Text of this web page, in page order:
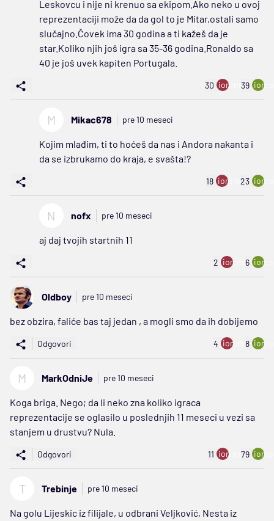
Leskovcu i nije ni krenuo sa ekipom.Ako neko u ovoj
reprezentaciji može da da gol to je Mitar,ostali samo
slučajno.Čovek ima 30 godina a ti kažeš da je
star.Koliko njih još igra sa 35-36 godina.Ronaldo sa
40 je još uvek kapiten Portugala.
30 ion:minus
39
M Mikac678 pre 10 meseci
Kojim mlađim, ti to hoćeš da nas i Andora nakanta i
da se izbrukamo do kraja, e svašta!?
18 ion:minus
23
N nofx pre 10 meseci
aj daj tvojih startnih 11
2 ion:minus
6
Oldboy pre 10 meseci
bez obzira, faliće bas taj jedan , a mogli smo da ih dobijemo
Odgovori 4 ion:minus
8
M MarkOdniJe pre 10 meseci
Koga briga. Nego; da li neko zna koliko igraca
reprezentacije se oglasilo u poslednjih 11 meseci u vezi sa
stanjem u drustvu? Nula.
Odgovori 11 ion:minus
79
T Trebinje pre 10 meseci
Na golu Lijeskic iz filijale, u odbrani Veljković, Nesta iz